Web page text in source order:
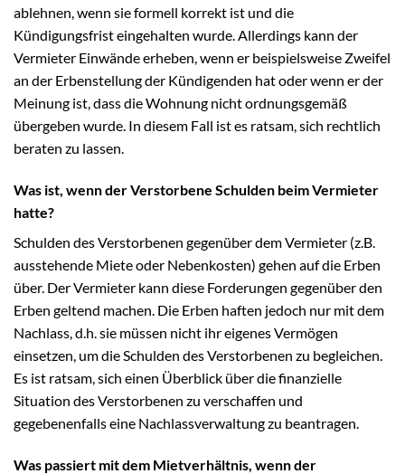
ablehnen, wenn sie formell korrekt ist und die
Kündigungsfrist eingehalten wurde. Allerdings kann der
Vermieter Einwände erheben, wenn er beispielsweise Zweifel
an der Erbenstellung der Kündigenden hat oder wenn er der
Meinung ist, dass die Wohnung nicht ordnungsgemäß
übergeben wurde. In diesem Fall ist es ratsam, sich rechtlich
beraten zu lassen.
Was ist, wenn der Verstorbene Schulden beim Vermieter
hatte?
Schulden des Verstorbenen gegenüber dem Vermieter (z.B.
ausstehende Miete oder Nebenkosten) gehen auf die Erben
über. Der Vermieter kann diese Forderungen gegenüber den
Erben geltend machen. Die Erben haften jedoch nur mit dem
Nachlass, d.h. sie müssen nicht ihr eigenes Vermögen
einsetzen, um die Schulden des Verstorbenen zu begleichen.
Es ist ratsam, sich einen Überblick über die finanzielle
Situation des Verstorbenen zu verschaffen und
gegebenenfalls eine Nachlassverwaltung zu beantragen.
Was passiert mit dem Mietverhältnis, wenn der